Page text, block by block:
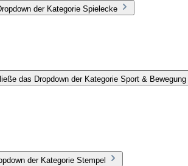
der Kategorie Spielecke
das Dropdown der Kategorie Sport & Bewegung
der Kategorie Stempel